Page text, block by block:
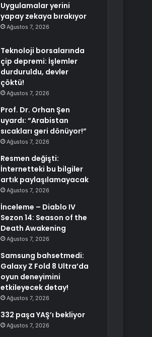
Uygulamalar yerini
yapay zekaya bırakıyor
Ağustos 7, 2026
Teknoloji borsalarında
çip depremi: İşlemler
durduruldu, devler
çöktü!
Ağustos 7, 2026
Prof. Dr. Orhan Şen
uyardı: “Arabistan
sıcakları geri dönüyor!”
Ağustos 7, 2026
Resmen değişti:
İnternetteki bu bilgiler
artık paylaşılamayacak
Ağustos 7, 2026
İnceleme – Diablo IV
Sezon 14: Season of the
Death Awakening
Ağustos 7, 2026
Samsung bahsetmedi:
Galaxy Z Fold 8 Ultra’da
oyun deneyimini
etkileyecek detay!
Ağustos 7, 2026
332 paşa YAŞ’ı bekliyor
Ağustos 7, 2026